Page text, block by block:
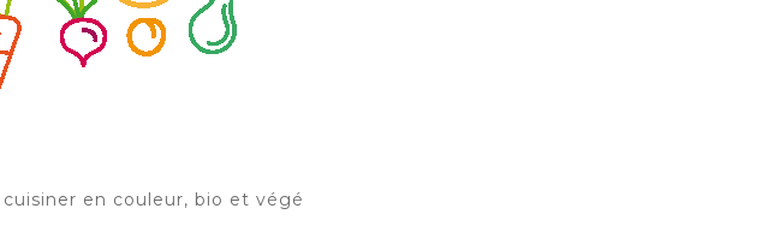
en couleur, bio et végé